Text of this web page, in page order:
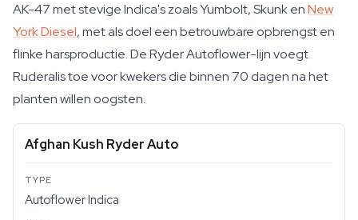
AK-47 met stevige Indica's zoals Yumbolt, Skunk enNew
York Diesel, met als doel een betrouwbare opbrengst en
flinke harsproductie. De Ryder Autoflower-lijn voegt
Ruderalis toe voor kwekers die binnen 70 dagen na het
planten willen oogsten.
Afghan Kush Ryder Auto
Autoflower Indica